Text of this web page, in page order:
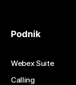
Podnik
Webex Suite
Calling